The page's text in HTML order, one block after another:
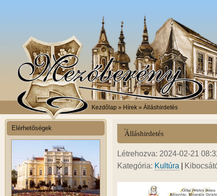
Kezdőlap » Hírek » Álláshirdetés
Elérhetőségek
Álláshirdetés
Létrehozva: 2024-02-21
Kategória: Kultúra |